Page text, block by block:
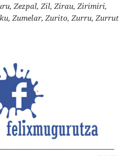
Zezpal, Zil, Zirau, Zirimiri,
Zumelar, Zurito, Zurru, Zurrut